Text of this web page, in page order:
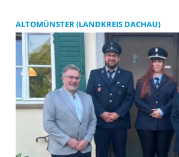
Kolleginnen und Kollegen schon vor
Arbeitstag kennenzulernen.
ALTOMÜNSTER (LANDKREIS DACHAU)